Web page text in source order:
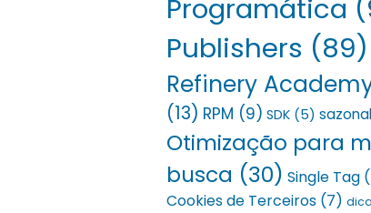
Programática
Publishers (89)
Refinery
(13) RPM (9) SDK (5)
Otimização para
busca (30) Single Tag
Cookies de Terceiros (7)